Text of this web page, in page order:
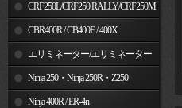
CRF250L/CRF250 RALLY/CRF250M
CBR400R / CB400F / 400X
エリミネーター/エリミネーター
SE Ninja 250・Ninja 250R・Z250
Ninja 400R / ER-4n